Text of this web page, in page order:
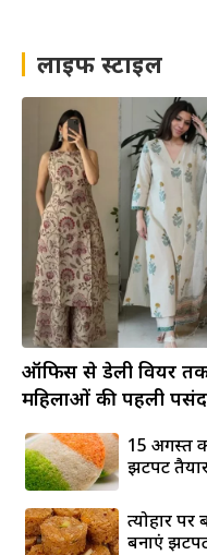
लाइफ स्टाइल
ऑफिस से डेली वियर
महिलाओं की पहली पसंद
15 अगस्त
झटपट
त्योहार पर
बनाएं